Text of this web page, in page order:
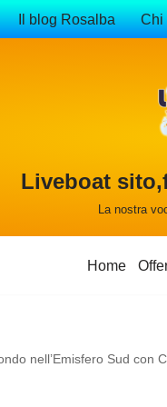
Il blog Rosalba Chi
Liveboat
La nostra
Home
nell’Emisfero Sud con